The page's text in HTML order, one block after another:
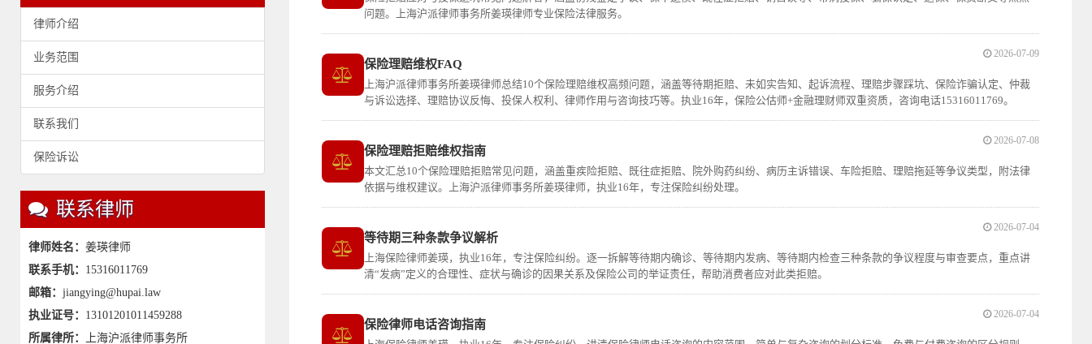
律师介绍
业务范围
服务介绍
联系我们
保险诉讼
联系律师
律师姓名： 姜瑛律师
联系手机： 15316011769
邮箱： jiangying@hupai.law
执业证号： 13101201011459288
所属律所：
上海沪派律师事务所
问题。上海沪派律师事务所姜瑛律师专业保险法律服务。
保险理赔维权FAQ
上海沪派律师事务所姜瑛律师总结10个保险理赔维权高频问题，涵盖等待期拒赔、未如实告知、起诉流程、理赔步骤踩坑、保险诈骗认定、仲裁
与诉讼选择、理赔协议反悔、投保人权利、律师作用与咨询技巧等。执业16年，保险公估师+金融理财师双重资质，咨询电话15316011769。
2026-07-09
保险理赔拒赔维权指南
本文汇总10个保险理赔拒赔常见问题，涵盖重疾险拒赔、既往症拒赔、院外购药纠纷、病历主诉错误、车险拒赔、理赔拖延等争议类型，附法律
依据与维权建议。上海沪派律师事务所姜瑛律师，执业16年，专注保险纠纷处理。
2026-07-08
等待期三种条款争议解析
上海保险律师姜瑛，执业16年，专注保险纠纷。逐一拆解等待期内确诊、等待期内发病、等待期内检查三种条款的争议程度与审查要点，重点讲
清“发病”定义的合理性、症状与确诊的因果关系及保险公司的举证责任，帮助消费者应对此类拒赔。
2026-07-04
保险律师电话咨询指南
2026-07-04